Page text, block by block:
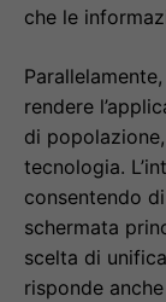
che le
rendere
di
tecnologia.
consentendo
schermata
scelta di
risponde